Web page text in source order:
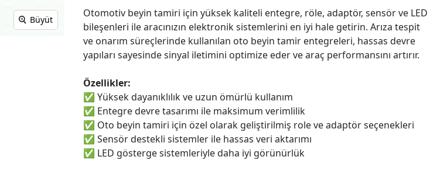
Büyüt
Otomotiv beyin tamiri için yüksek kaliteli entegre, röle, adaptör, sensör ve LED
bileşenleri ile aracınızın elektronik sistemlerini en iyi hale getirin. Arıza tespit
ve onarım süreçlerinde kullanılan oto beyin tamir entegreleri, hassas devre
yapıları sayesinde sinyal iletimini optimize eder ve araç performansını artırır.
Özellikler:
✅ Yüksek dayanıklılık ve uzun ömürlü kullanım
✅ Entegre devre tasarımı ile maksimum verimlilik
✅ Oto beyin tamiri için özel olarak geliştirilmiş role ve adaptör seçenekleri
✅ Sensör destekli sistemler ile hassas veri aktarımı
✅ LED gösterge sistemleriyle daha iyi görünürlük